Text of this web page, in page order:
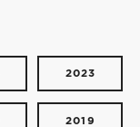
2023
2019